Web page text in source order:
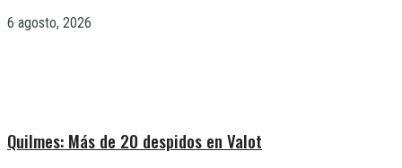
6 agosto, 2026
Quilmes: Más de 20 despidos en Valot